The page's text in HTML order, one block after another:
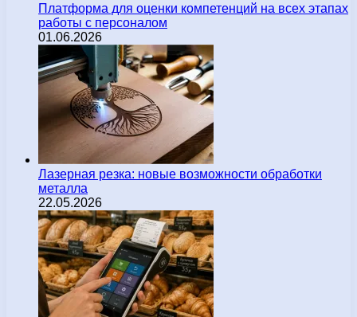
Платформа для оценки компетенций на всех этапах
работы с персоналом
01.06.2026
Лазерная резка: новые возможности обработки
металла
22.05.2026